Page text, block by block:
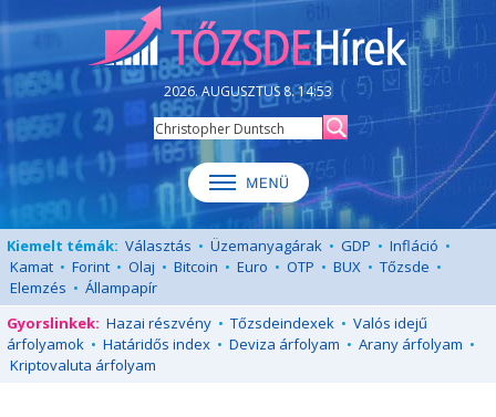
2026. AUGUSZTUS 8. 14:53
Kiemelt témák: Választás • Üzemanyagárak • GDP • Infláció •
Kamat • Forint • Olaj • Bitcoin • Euro • OTP • BUX • Tőzsde •
Elemzés • Állampapír
Gyorslinkek: Hazai részvény • Tőzsdeindexek • Valós idejű
árfolyamok • Határidős index • Deviza árfolyam • Arany árfolyam •
Kriptovaluta árfolyam